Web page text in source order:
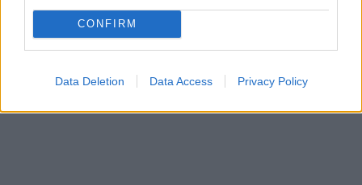
CONFIRM
Data Deletion Data Access Privacy Policy
Вака не било никогаш на
„Евзони“, а на „Градина“ се
чека и пет часа